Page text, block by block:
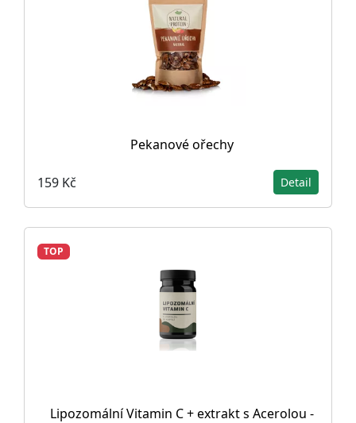
Pekanové ořechy
159 Kč Detail
TOP
Lipozomální Vitamin C + extrakt s Acerolou -